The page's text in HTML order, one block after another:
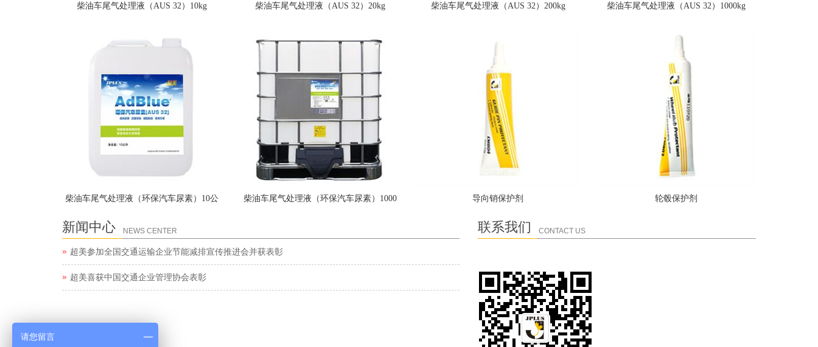
柴油车尾气处理液（AUS 32）10kg 柴油车尾气处理液（AUS 32）20kg 柴油车尾气处理液（AUS 32）200kg 柴油车尾气处理液（AUS 32）1000kg
柴油车尾气处理液（环保汽车尿素）10公 柴油车尾气处理液（环保汽车尿素）1000 导向销保护剂 轮毂保护剂
新闻中心 NEWS CENTER
超美参加全国交通运输企业节能减排宣传推进会并获表彰
超美喜获中国交通企业管理协会表彰
联系我们 CONTACT US
请您留言